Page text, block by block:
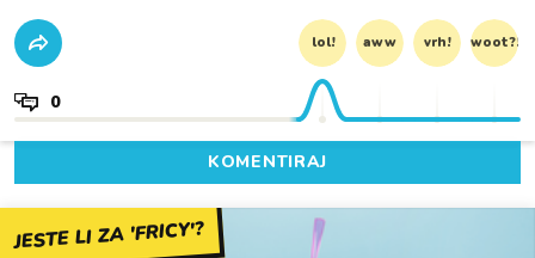
lol! aww vrh! woot?!
0
KOMENTIRAJ
JESTE LI ZA 'FRICY'?